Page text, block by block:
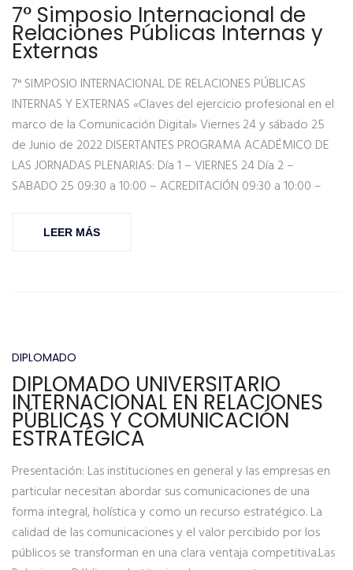
7° Simposio Internacional de
Relaciones Públicas Internas y
Externas
7° SIMPOSIO INTERNACIONAL DE RELACIONES PÚBLICAS
INTERNAS Y EXTERNAS «Claves del ejercicio profesional en el
marco de la Comunicación Digital» Viernes 24 y sábado 25
de Junio de 2022 DISERTANTES PROGRAMA ACADÉMICO DE
LAS JORNADAS PLENARIAS: Día 1 – VIERNES 24 Día 2 –
SABADO 25 09:30 a 10:00 – ACREDITACIÓN 09:30 a 10:00 –
LEER MÁS
DIPLOMADO
DIPLOMADO UNIVERSITARIO
INTERNACIONAL EN RELACIONES
PÚBLICAS Y COMUNICACIÓN
ESTRATÉGICA
Presentación: Las instituciones en general y las empresas en
particular necesitan abordar sus comunicaciones de una
forma integral, holística y como un recurso estratégico. La
calidad de las comunicaciones y el valor percibido por los
públicos se transforman en una clara ventaja competitiva.Las